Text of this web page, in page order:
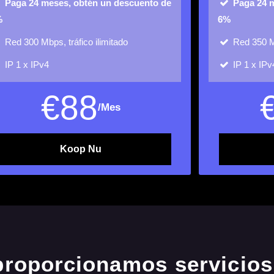
Paga 24 meses, obtén un descuento de
Red 300 Mbps, tráfico ilimitado
IP 1 x IPv4
€88/Mes
Koop Nu
Paga 24
6%
Red350
IP 1 x